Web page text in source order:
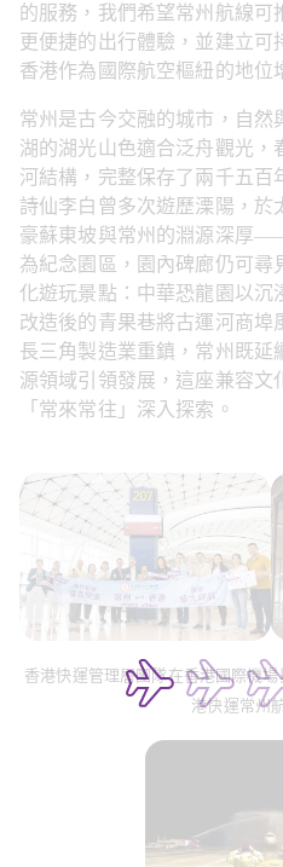
的服務，我們希望常州航線可
更便捷的出行體驗，並建立
香港作為國際航空樞紐的地位
常州是古今交融的城市，自然
湖的湖光山色適合泛舟觀光，
河結構，完整保存了兩千五
詩仙李白曾多次遊歷溧陽，於
豪蘇東坡與常州的淵源深厚
為紀念園區，園內碑廊仍可
化遊玩景點：中華恐龍園以沉
改造後的青果巷將古運河商埠
長三角製造業重鎮，常州既延
源領域引領發展，這座兼容文
「常來常往」深入探索。
香港快運管理層團隊在香港國際機
港快運常州